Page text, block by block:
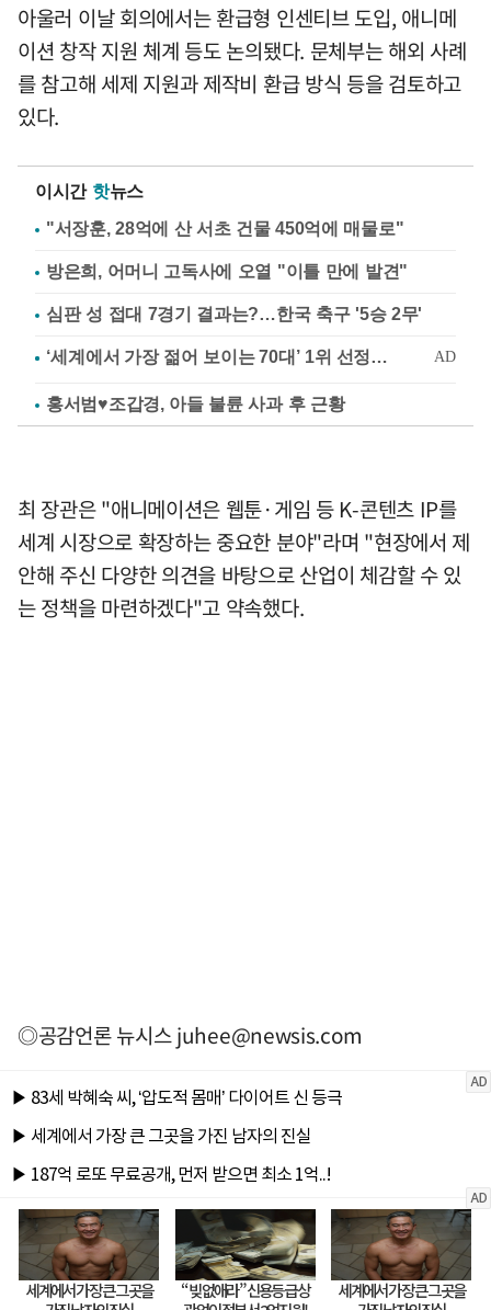
아울러 이날 회의에서는 환급형 인센티브 도입, 애니메
이션 창작 지원 체계 등도 논의됐다. 문체부는 해외 사례
를 참고해 세제 지원과 제작비 환급 방식 등을 검토하고
있다.
이시간 핫뉴스
"서장훈, 28억에 산 서초 건물 450억에 매물로"
방은희, 어머니 고독사에 오열 "이틀 만에 발견"
심판 성 접대 7경기 결과는?…한국 축구 '5승 2무'
홍서범♥조갑경, 아들 불륜 사과 후 근황
최 장관은 "애니메이션은 웹툰·게임 등 K-콘텐츠 IP를
세계 시장으로 확장하는 중요한 분야"라며 "현장에서 제
안해 주신 다양한 의견을 바탕으로 산업이 체감할 수 있
는 정책을 마련하겠다"고 약속했다.
◎공감언론 뉴시스juhee@newsis.com